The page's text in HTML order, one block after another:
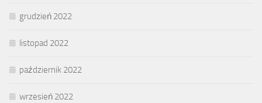
grudzień 2022
listopad 2022
październik 2022
wrzesień 2022